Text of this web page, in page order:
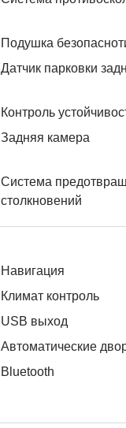
Подушка
Датчик парковки
Контроль
Задняя камера
Система
столкновений
Навигация
Климат контроль
USB выход
Автоматические
Bluetooth